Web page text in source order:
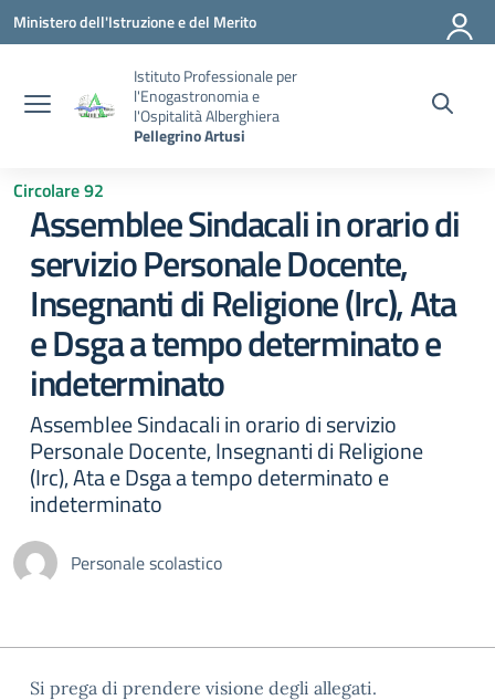
Vai ai contenuti
Vai al menu di navigazione
Vai al footer
Ministero dell'Istruzione e del Merito
Istituto Professionale per
l'Enogastronomia e
l'Ospitalità Alberghiera
Pellegrino Artusi
Circolare 92
Assemblee Sindacali in orario di
servizio Personale Docente,
Insegnanti di Religione (Irc), Ata
e Dsga a tempo determinato e
indeterminato
Assemblee Sindacali in orario di servizio
Personale Docente, Insegnanti di Religione
(Irc), Ata e Dsga a tempo determinato e
indeterminato
Personale scolastico
Si prega di prendere visione degli allegati.